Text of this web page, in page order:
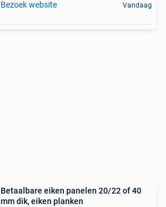
Bezoek website Vandaag
Betaalbare eiken panelen 20/22 of 40
mm dik, eiken planken